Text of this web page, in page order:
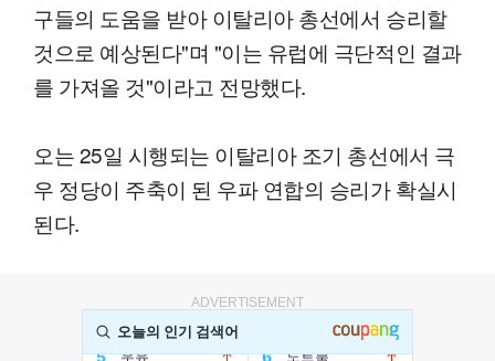
구들의 도움을 받아 이탈리아 총선에서 승리할
것으로 예상된다"며 "이는 유럽에 극단적인 결과
를 가져올 것"이라고 전망했다.
오는 25일 시행되는 이탈리아 조기 총선에서 극
우 정당이 주축이 된 우파 연합의 승리가 확실시
된다.
ADVERTISEMENT